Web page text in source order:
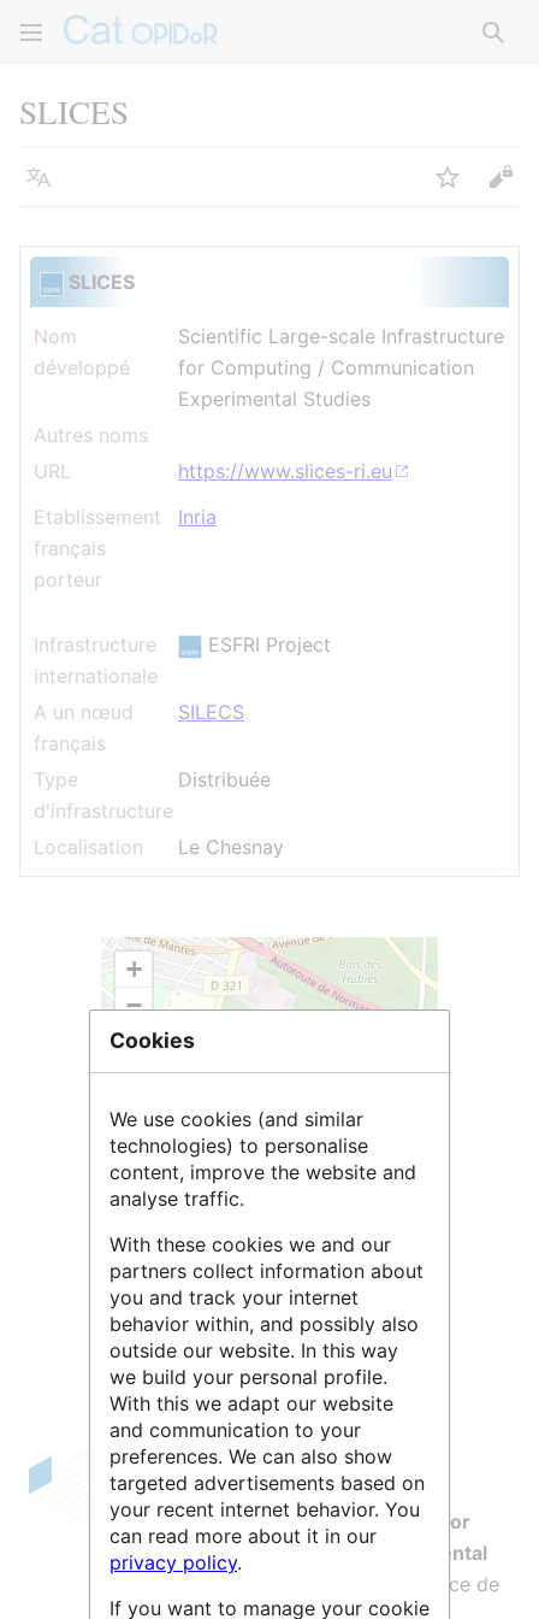
SLICES
Langue Suivre
SLICES
Nom
développé
Scientific Large-scale Infrastructure
for Computing / Communication
Experimental Studies
Autres noms
URL
https://www.slices-ri.eu
Etablissement
français
porteur
Inria
Infrastructure
internationale
ESFRI Project
A un nœud
français
SILECS
Type
d'infrastructure
Distribuée
Localisation Le Chesnay
+
−
Leaflet| ©OpenStreetMapcontributors
L’objectif principal du projetSLICES,
Scientific Large-scale Infrastructure for
Computing/Communication Experimental
, consiste à renforcer l’excellence de
Cookies
We use cookies (and similar
technologies) to personalise
content, improve the website and
analyse traffic.
With these cookies we and our
partners collect information about
you and track your internet
behavior within, and possibly also
outside our website. In this way
we build your personal profile.
With this we adapt our website
and communication to your
preferences. We can also show
targeted advertisements based on
your recent internet behavior. You
can read more about it in our
privacy policy.
If you want to manage your cookie